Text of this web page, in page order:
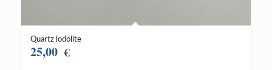
Quartz lodolite
25,00 €